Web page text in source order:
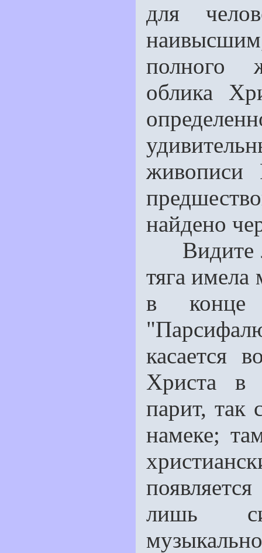
для
полного
облика
живописи
найдено
Видите
тяга имела
в конце
касается
Христа в
парит, так
намеке;
лишь